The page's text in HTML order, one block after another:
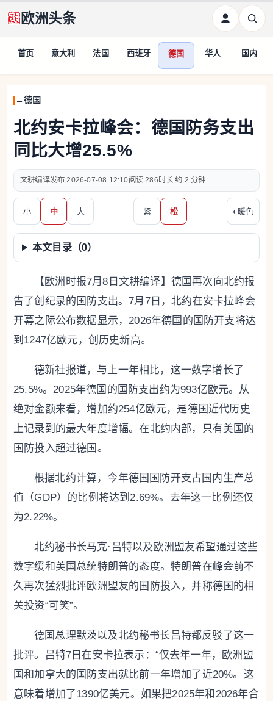
欧洲头条
首页 意大利 法国 西班牙 德国 华人 国内
德国
北约安卡拉峰会：德国防务支出
同比大增25.5%
文耕编译 2026-07-08 12:10 286 约 2 分钟
小 中 大 紧 松 ◐ 暖色
本文目录（0）
【欧洲时报7月8日文耕编译】德国再次向北约报
告了创纪录的国防支出。7月7日，北约在安卡拉峰会
开幕之际公布数据显示，2026年德国的国防开支将达
到1247亿欧元，创历史新高。
德新社报道，与上一年相比，这一数字增长了
25.5%。2025年德国的国防支出约为993亿欧元。从
绝对金额来看，增加约254亿欧元，是德国近代历史
上记录到的最大年度增幅。在北约内部，只有美国的
国防投入超过德国。
根据北约计算，今年德国国防开支占国内生产总
值（GDP）的比例将达到2.69%。去年这一比例还仅
为2.22%。
北约秘书长马克·吕特以及欧洲盟友希望通过这些
数字缓和美国总统特朗普的态度。特朗普在峰会前不
久再次猛烈批评欧洲盟友的国防投入，并称德国的相
关投资“可笑”。
德国总理默茨以及北约秘书长吕特都反驳了这一
批评。吕特7日在安卡拉表示：“仅去年一年，欧洲盟
国和加拿大的国防支出就比前一年增加了近20%。这
意味着增加了1390亿美元。如果把2025年和2026年合